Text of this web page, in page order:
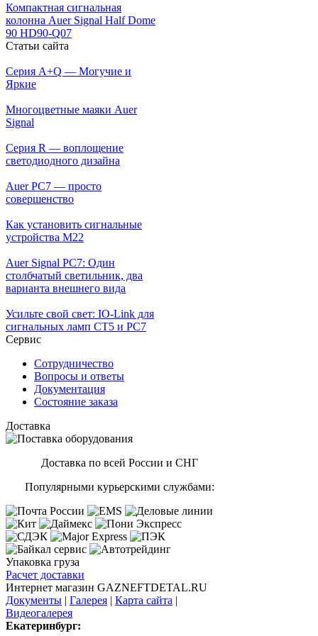
Компактная сигнальная
колонна Auer Signal Half Dome
90 HD90-Q07
Статьи сайта
Серия A+Q — Могучие и
Яркие
Многоцветные маяки Auer
Signal
Серия R — воплощение
светодиодного дизайна
Auer PC7 — просто
совершенство
Как установить сигнальные
устройства М22
Auer Signal PC7: Один
столбчатый светильник, два
варианта внешнего вида
Усильте свой свет: IO-Link для
сигнальных ламп CT5 и PC7
Сервис
Сотрудничество
Вопросы и ответы
Документация
Состояние заказа
Доставка
Доставка по всей России и СНГ
Популярными курьерскими службами:
Упаковка груза
Расчет доставки
Интернет магазин GAZNEFTDETAL.RU
Документы | Галерея | Карта сайта |
Видеогалерея
Екатеринбург: